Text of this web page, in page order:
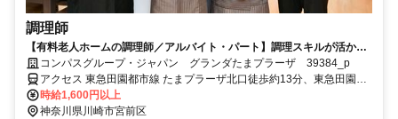
調理師
【有料老人ホームの調理師／アルバイト・パート】調理スキルが活かせ
る環境です♪シフト相談可！
コンパスグループ・ジャパン グランダたまプラーザ 39384_p
アクセス 東急田園都市線 たまプラーザ北口徒歩約13分、東急田園都
市線 鷺沼北改札口徒歩約18分、横浜市営ブルーライン あざみ野3番
口徒歩約29分
時給1,600円以上
神奈川県川崎市宮前区